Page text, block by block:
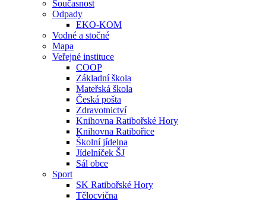
Současnost
Odpady
EKO-KOM
Vodné a stočné
Mapa
Veřejné instituce
COOP
Základní škola
Mateřská škola
Česká pošta
Zdravotnictví
Knihovna Ratibořské Hory
Knihovna Ratibořice
Školní jídelna
Jídelníček ŠJ
Sál obce
Sport
SK Ratibořské Hory
Tělocvična